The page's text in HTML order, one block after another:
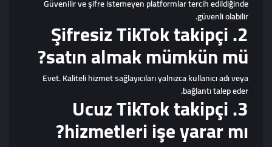
Güvenilir ve şifre istemeyen platformlar tercih edildiğinde
güvenli olabilir.
2. Şifresiz TikTok takipçi
satın almak mümkün mü?
Evet. Kaliteli hizmet sağlayıcıları yalnızca kullanıcı adı veya
bağlantı talep eder.
3. Ucuz TikTok takipçi
hizmetleri işe yarar mı?